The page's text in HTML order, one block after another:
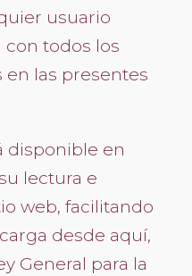
usuario
todos los
las presentes
disponible en
lectura e
web, facilitando
desde aquí,
General para la